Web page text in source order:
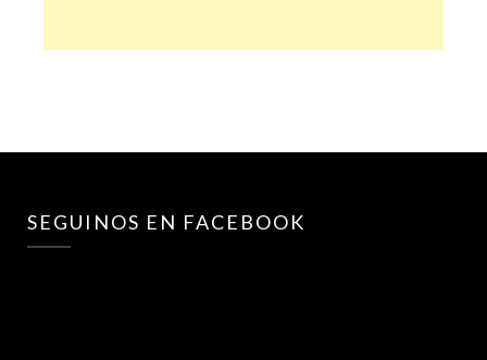
SEGUINOS EN FACEBOOK